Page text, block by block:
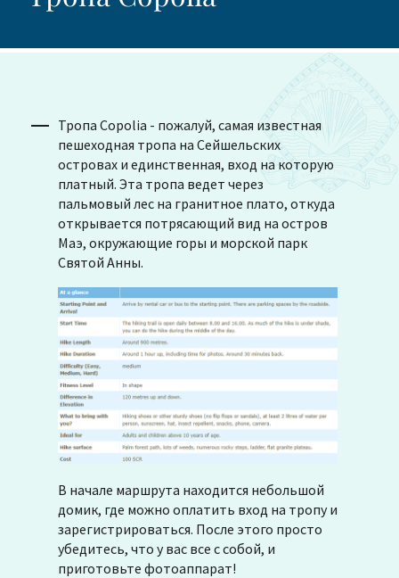
Тропа Copolia - пожалуй, самая известная
пешеходная тропа на Сейшельских
островах и единственная, вход на которую
платный. Эта тропа ведет через
пальмовый лес на гранитное плато, откуда
открывается потрясающий вид на остров
Маэ, окружающие горы и морской парк
Святой Анны.
В начале маршрута находится небольшой
домик, где можно оплатить вход на тропу и
зарегистрироваться. После этого просто
убедитесь, что у вас все с собой, и
приготовьте фотоаппарат!